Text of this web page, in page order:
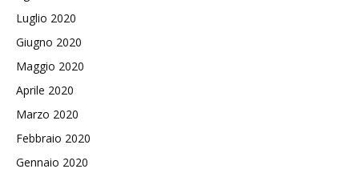
Luglio 2020
Giugno 2020
Maggio 2020
Aprile 2020
Marzo 2020
Febbraio 2020
Gennaio 2020